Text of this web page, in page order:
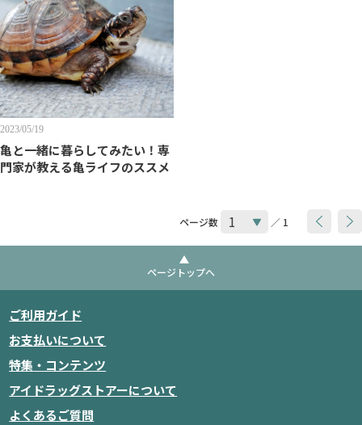
2023/05/19
亀と一緒に暮らしてみたい！専
門家が教える亀ライフのススメ
ページ数 ／ 1
ページトップへ
ご利用ガイド
お支払いについて
特集・コンテンツ
アイドラッグストアーについて
よくあるご質問